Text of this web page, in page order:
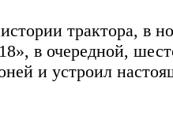
трактора, в
в очередной,
и устроил